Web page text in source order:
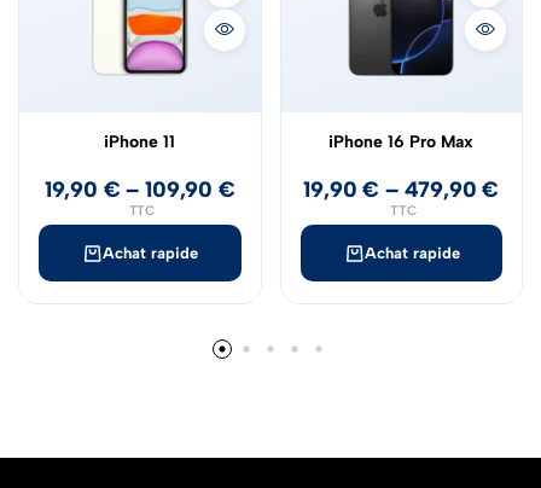
Achat rapide
iPhone 11
19,90 € –109,90 €
TTC
Achat rapide
iPhone 16 Pro Max
19,90€ – 479,90€
TTC